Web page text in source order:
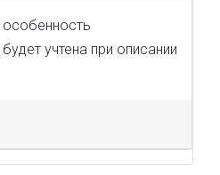
учтена при описании